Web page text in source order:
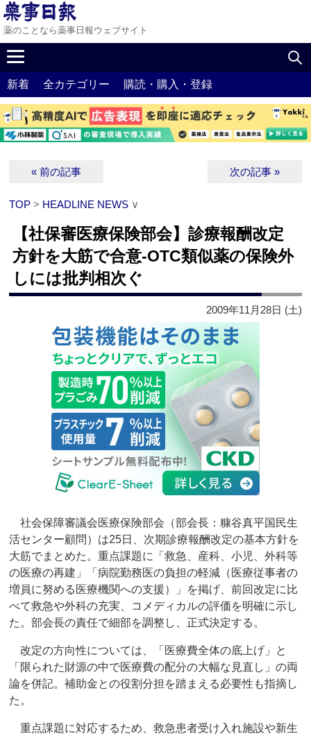
薬のことなら薬事日報ウェブサイト
新着 全カテゴリー 購読・購入・登録
« 前の記事 次の記事 »
TOP > HEADLINE NEWS ∨
【社保審医療保険部会】診療報酬改定
方針を大筋で合意‐OTC類似薬の保険外
しには批判相次ぐ
2009年11月28日 (土)
社会保障審議会医療保険部会（部会長：糠谷真平国民生
活センター顧問）は25日、次期診療報酬改定の基本方針を
大筋でまとめた。重点課題に「救急、産科、小児、外科等
の医療の再建」「病院勤務医の負担の軽減（医療従事者の
増員に努める医療機関への支援）」を掲げ、前回改定に比
べて救急や外科の充実、コメディカルの評価を明確に示し
た。部会長の責任で細部を調整し、正式決定する。
改定の方向性については、「医療費全体の底上げ」と
「限られた財源の中で医療費の配分の大幅な見直し」の両
論を併記。補助金との役割分担を踏まえる必要性も指摘し
た。
重点課題に対応するため、救急患者受け入れ施設や新生